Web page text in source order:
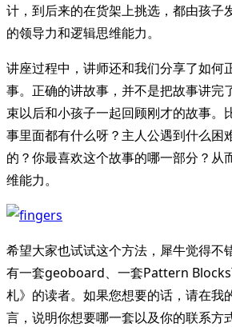
计，到后来的在货架上挑选，都由孩子
的领导力和逻辑思维能力。
讲座过程中，讲师还和我们分享了如何
事。正确的讲故事，并不是把故事讲完
束以后和小孩子一起回顾刚才的故事。
事里面都有什么呀？主人公遇到什么困
的？你最喜欢这个故事的哪一部分？从
维能力。
希望大家也试试这个方法，犀牛觉得不
有一套geoboard、一套Pattern
札》的读者。如果您想要的话，请在我
言，说明你想要哪一套以及你的联系方式